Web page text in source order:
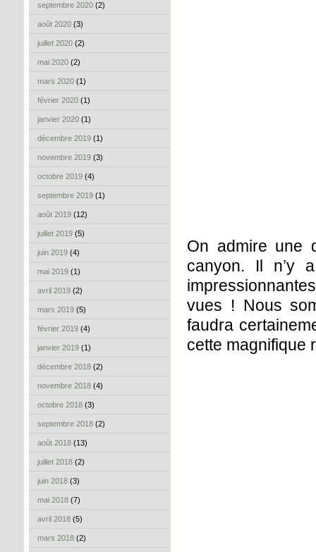
septembre 2020 (2)
août 2020 (3)
juillet 2020 (2)
mai 2020 (2)
mars 2020 (1)
février 2020 (1)
janvier 2020 (1)
décembre 2019 (1)
novembre 2019 (3)
octobre 2019 (4)
septembre 2019 (1)
août 2019 (12)
juillet 2019 (5)
juin 2019 (4)
mai 2019 (1)
avril 2019 (2)
mars 2019 (5)
février 2019 (4)
janvier 2019 (1)
décembre 2018 (2)
novembre 2018 (4)
octobre 2018 (3)
septembre 2018 (2)
août 2018 (13)
juillet 2018 (2)
juin 2018 (3)
mai 2018 (7)
avril 2018 (5)
mars 2018 (2)
On admire une
canyon. Il n’y
vues ! Nous
faudra
cette magnifique